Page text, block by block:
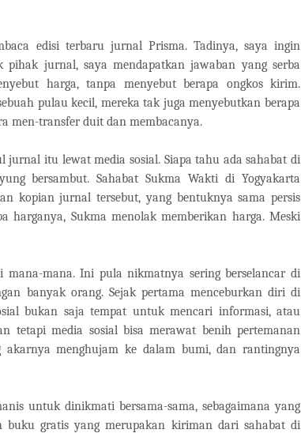
edisi terbaru jurnal Prisma. Tadinya, saya ingin
pihak jurnal, saya mendapatkan jawaban yang serba
harga, tanpa menyebut berapa ongkos kirim.
pulau kecil, mereka tak juga menyebutkan berapa
men-transfer duit dan membacanya.
jurnal itu lewat media sosial. Siapa tahu ada sahabat di
bersambut. Sahabat Sukma Wakti di Yogyakarta
kopian jurnal tersebut, yang bentuknya sama persis
harganya, Sukma menolak memberikan harga. Meski
mana. Ini pula nikmatnya sering berselancar di
banyak orang. Sejak pertama menceburkan diri di
bukan saja tempat untuk mencari informasi, atau
tetapi media sosial bisa merawat benih pertemanan
menghujam ke dalam bumi, dan rantingnya
untuk dinikmati bersama-sama, sebagaimana yang
buku gratis yang merupakan kiriman dari sahabat di